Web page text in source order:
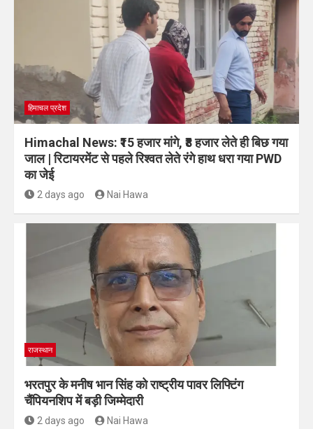
हिमाचल प्रदेश
Himachal News: ₹15 हजार मांगे, ₹8 हजार लेते ही बिछ गया
जाल | रिटायरमेंट से पहले रिश्वत लेते रंगे हाथ धरा गया PWD
का जेई
2 days ago Nai Hawa
राजस्थान
भरतपुर के मनीष भान सिंह को राष्ट्रीय पावर लिफ्टिंग
चैंपियनशिप में बड़ी जिम्मेदारी
2 days ago Nai Hawa